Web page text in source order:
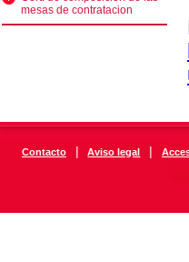
mesas de contratacion
Contacto | Aviso legal |